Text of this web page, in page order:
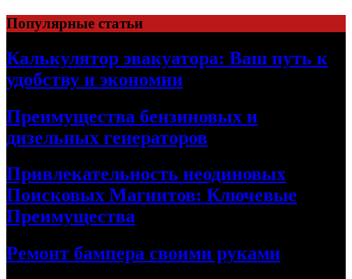
Skip
to
content
Популярные статьи
Калькулятор эвакуатора: Ваш путь к
удобству и экономии
Преимущества бензиновых и
дизельных генераторов
Привлекательность неодиновых
Поисковых Магнитов: Ключевые
Преимущества
Ремонт бампера своими руками